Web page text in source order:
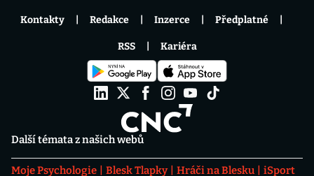
Další témata z našich webů
Moje Psychologie Blesk Tlapky Hráči na Blesku
iSport
Kontakty Redakce Inzerce Předplatné
RSS Kariéra